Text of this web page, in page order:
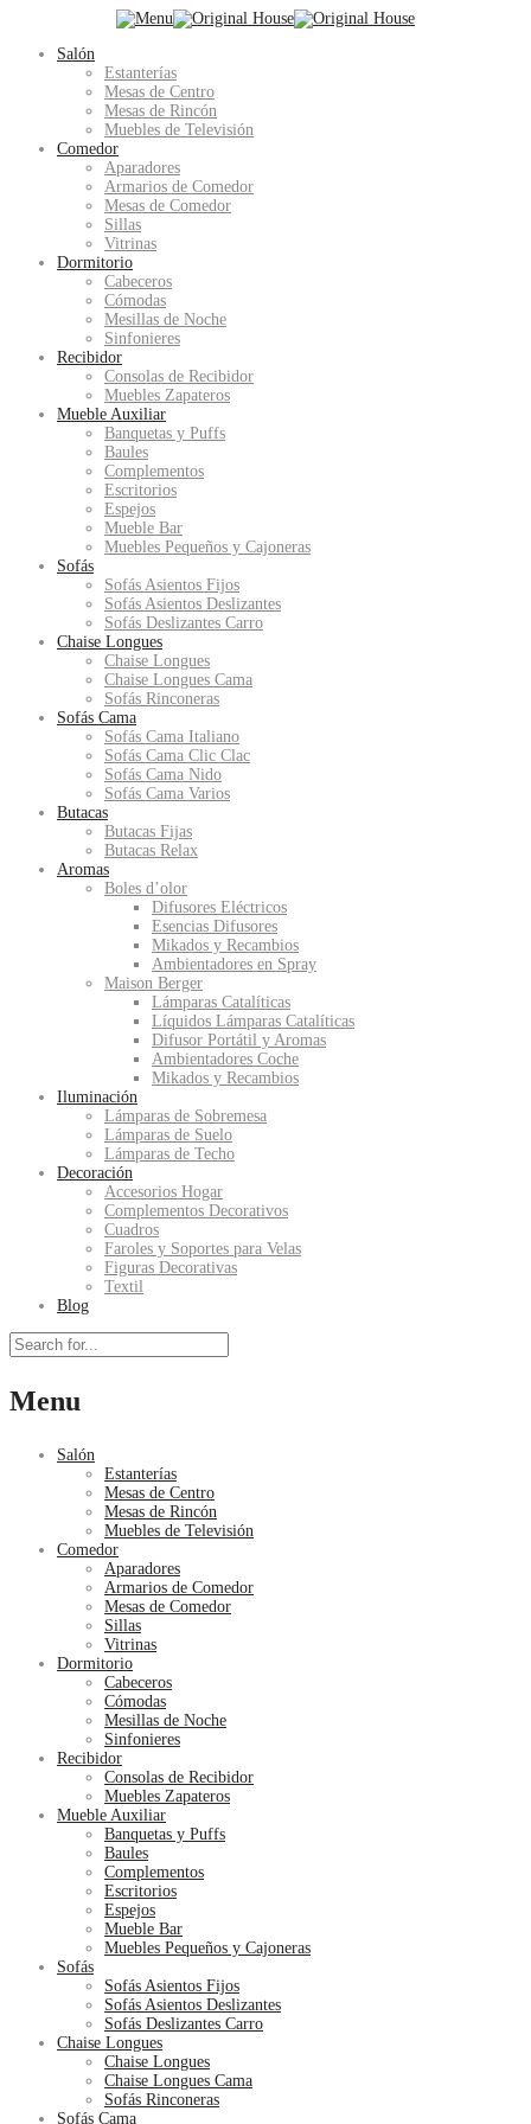
Salón
Estanterías
Mesas de Centro
Mesas de Rincón
Muebles de Televisión
Comedor
Aparadores
Armarios de Comedor
Mesas de Comedor
Sillas
Vitrinas
Dormitorio
Cabeceros
Cómodas
Mesillas de Noche
Sinfonieres
Recibidor
Consolas de Recibidor
Muebles Zapateros
Mueble Auxiliar
Banquetas y Puffs
Baules
Complementos
Escritorios
Espejos
Mueble Bar
Muebles Pequeños y Cajoneras
Sofás
Sofás Asientos Fijos
Sofás Asientos Deslizantes
Sofás Deslizantes Carro
Chaise Longues
Chaise Longues
Chaise Longues Cama
Sofás Rinconeras
Sofás Cama
Sofás Cama Italiano
Sofás Cama Clic Clac
Sofás Cama Nido
Sofás Cama Varios
Butacas
Butacas Fijas
Butacas Relax
Aromas
Boles d’olor
Difusores Eléctricos
Esencias Difusores
Mikados y Recambios
Ambientadores en Spray
Maison Berger
Lámparas Catalíticas
Líquidos Lámparas Catalíticas
Difusor Portátil y Aromas
Ambientadores Coche
Mikados y Recambios
Iluminación
Lámparas de Sobremesa
Lámparas de Suelo
Lámparas de Techo
Decoración
Accesorios Hogar
Complementos Decorativos
Cuadros
Faroles y Soportes para Velas
Figuras Decorativas
Textil
Blog
Menu
Salón
Estanterías
Mesas de Centro
Mesas de Rincón
Muebles de Televisión
Comedor
Aparadores
Armarios de Comedor
Mesas de Comedor
Sillas
Vitrinas
Dormitorio
Cabeceros
Cómodas
Mesillas de Noche
Sinfonieres
Recibidor
Consolas de Recibidor
Muebles Zapateros
Mueble Auxiliar
Banquetas y Puffs
Baules
Complementos
Escritorios
Espejos
Mueble Bar
Muebles Pequeños y Cajoneras
Sofás
Sofás Asientos Fijos
Sofás Asientos Deslizantes
Sofás Deslizantes Carro
Chaise Longues
Chaise Longues
Chaise Longues Cama
Sofás Rinconeras
Sofás Cama